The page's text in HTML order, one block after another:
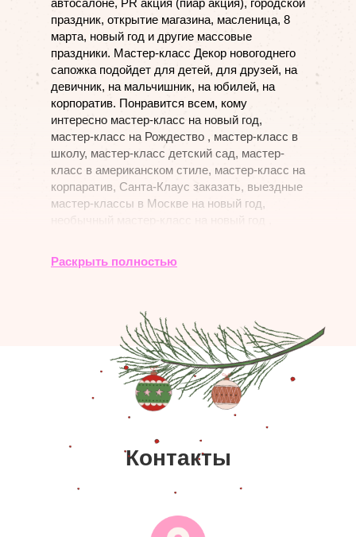
автосалоне, PR акция (пиар акция), городской
праздник, открытие магазина, масленица, 8
марта, новый год и другие массовые
праздники. Мастер-класс Декор новогоднего
сапожка подойдет для детей, для друзей, на
девичник, на мальчишник, на юбилей, на
корпоратив. Понравится всем, кому
интересно мастер-класс на новый год,
мастер-класс на Рождество , мастер-класс в
школу, мастер-класс детский сад, мастер-
класс в американском стиле, мастер-класс на
корпаратив, Санта-Клаус заказать, выездные
мастер-классы в Москве на новый год,
мастер-класс на корпаратив .
Раскрыть полностью
Контакты